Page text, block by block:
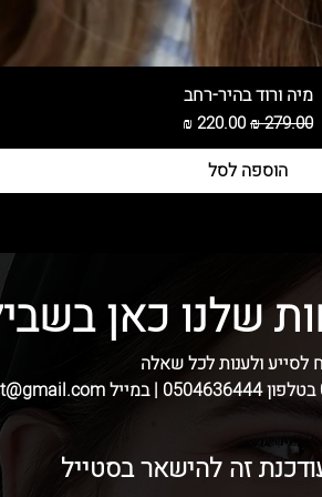
מיה ורוד בהיר-רחב
מחיר רגילמחיר מבצע
הוספה לסל
שלנו כאן
לסייע ולענות לכל שאלה
זה להישאר בסטייל